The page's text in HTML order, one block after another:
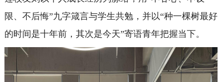
限、不后悔”九字箴言与学生共勉，并以“种一棵树最好
的时间是十年前，其次是今天”寄语青年把握当下。